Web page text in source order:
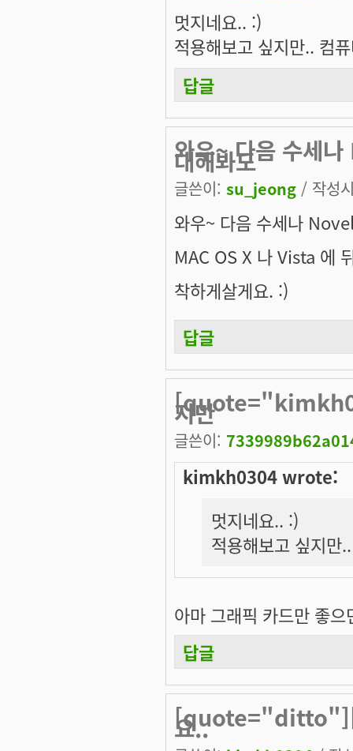
멋지네요.. :)
적용해보고 싶지만.. 컴
답글
와우~ 다음 수세
대해봐도
글쓴이: su_jeong / 작성
와우~ 다음 수세나
MAC OS X 나 Vista 에
착하게살게요. :)
답글
지만
글쓴이:
kimkh0304 wrote:
멋지네요.. :)
적용해보고 싶지만
아마 그래픽 카드만 좋
답글
요..